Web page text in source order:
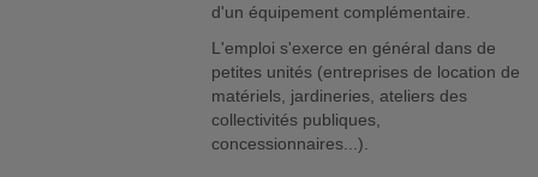
d'un équipement complémentaire.
L'emploi s'exerce en général dans de
petites unités (entreprises de location de
matériels, jardineries, ateliers des
collectivités publiques,
concessionnaires...).